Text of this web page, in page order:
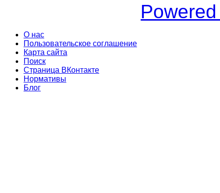
О нас
Пользовательское соглашение
Карта сайта
Поиск
Страница ВКонтакте
Нормативы
Блог